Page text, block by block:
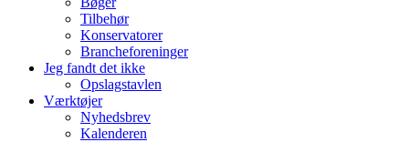
Tilbehør
Konservatorer
Brancheforeninger
Jeg fandt det ikke
Opslagstavlen
Værktøjer
Nyhedsbrev
Kalenderen